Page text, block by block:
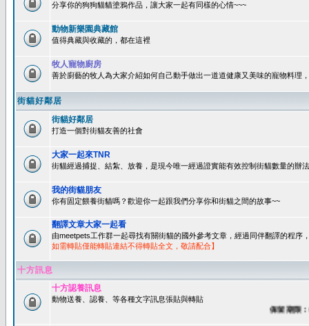
分享你的狗狗貓貓塗鴉作品，讓大家一起有同樣的心情~~~
動物新樂園典藏館
值得典藏與收藏的，都在這裡
牧人寵物廚房
善於廚藝的牧人為大家介紹如何自己動手做出一道道健康又美味的寵物料理
街貓好鄰居
街貓好鄰居
打造一個對街貓友善的社會
大家一起來TNR
街貓經過捕捉、結紮、放養，是現今唯一經過證實能有效控制街貓數量的辦
我的街貓朋友
你有固定餵養街貓嗎？歡迎你一起跟我們分享你和街貓之間的故事~~
翻譯文章大家一起看
由meetpets工作群一起尋找有關街貓的國外參考文章，經過同伴翻譯的程序
如需轉貼僅能轉貼連結不得轉貼全文，敬請配合】
十方訊息
十方認養訊息
動物送養、認養、等各種文字訊息張貼與轉貼
保留期限：60